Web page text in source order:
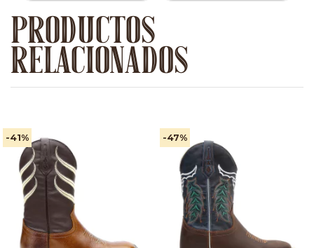
PRODUCTOS
RELACIONADOS
-41% -47%